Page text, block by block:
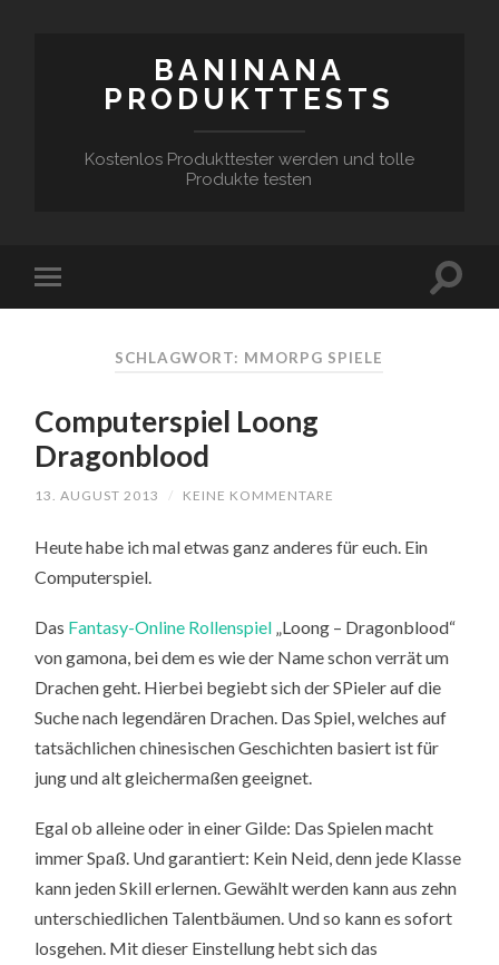
BANINANA
PRODUKTTESTS
Kostenlos Produkttester werden und tolle
Produkte testen
SCHLAGWORT: MMORPG SPIELE
Computerspiel Loong
Dragonblood
13. AUGUST 2013 / KEINE KOMMENTARE
Heute habe ich mal etwas ganz anderes für euch. Ein
Computerspiel.
Das Fantasy-Online Rollenspiel „Loong – Dragonblood“
von gamona, bei dem es wie der Name schon verrät um
Drachen geht. Hierbei begiebt sich der SPieler auf die
Suche nach legendären Drachen. Das Spiel, welches auf
tatsächlichen chinesischen Geschichten basiert ist für
jung und alt gleichermaßen geeignet.
Egal ob alleine oder in einer Gilde: Das Spielen macht
immer Spaß. Und garantiert: Kein Neid, denn jede Klasse
kann jeden Skill erlernen. Gewählt werden kann aus zehn
unterschiedlichen Talentbäumen. Und so kann es sofort
losgehen. Mit dieser Einstellung hebt sich das